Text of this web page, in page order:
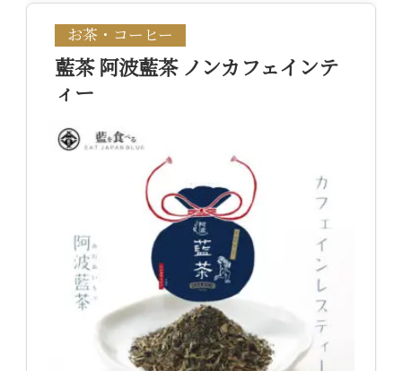
お茶・コーヒー
藍茶 阿波藍茶 ノンカフェインテ
ィー